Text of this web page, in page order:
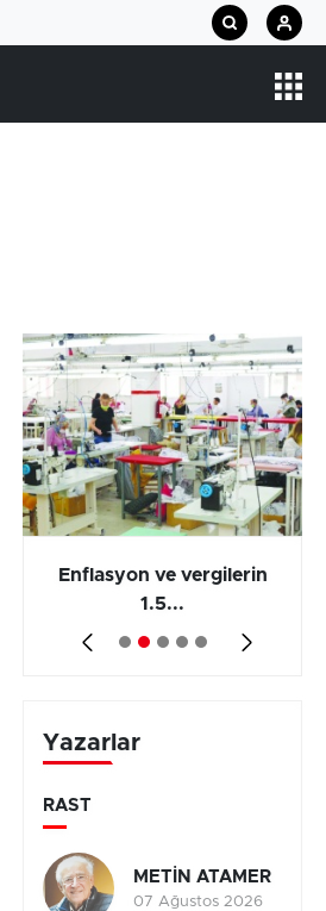
Enflasyon ve vergilerin
1.5...
Yazarlar
RAST
METİN ATAMER
07 Ağustos 2026